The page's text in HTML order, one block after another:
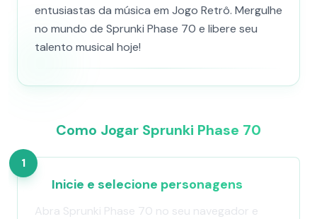
entusiastas da música em Jogo Retrô. Mergulhe
no mundo de Sprunki Phase 70 e libere seu
talento musical hoje!
Como Jogar Sprunki Phase 70
1
Inicie e selecione personagens
Abra Sprunki Phase 70 no seu navegador e